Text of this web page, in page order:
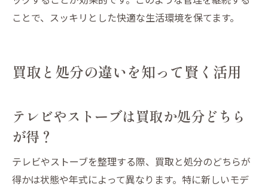
ことで、スッキリとした快適な生活環境を保てます。
買取と処分の違いを知って賢く活用
テレビやストーブは買取か処分どちら
が得？
テレビやストーブを整理する際、買取と処分のどちらが
得かは状態や年式によって異なります。特に新しいモデ